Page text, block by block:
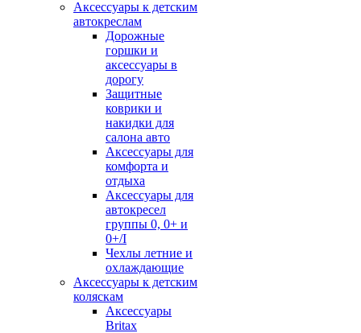
Аксессуары к детским
автокреслам
Дорожные
горшки и
аксессуары в
дорогу
Защитные
коврики и
накидки для
салона авто
Аксессуары для
комфорта и
отдыха
Аксессуары для
автокресел
группы 0, 0+ и
0+/I
Чехлы летние и
охлаждающие
Аксессуары к детским
коляскам
Аксессуары
Britax